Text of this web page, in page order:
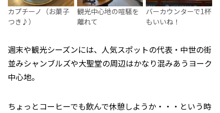
カプチーノ（お菓子
つき♪）
観光中心地の喧騒を
離れて
バーカウンターで1杯
もいいね！
週末や観光シーズンには、人気スポットの代表・中世の街
並みシャンブルズや大聖堂の周辺はかなり混みあうヨーク
中心地。
ちょっとコーヒーでも飲んで休憩しようか・・・という時